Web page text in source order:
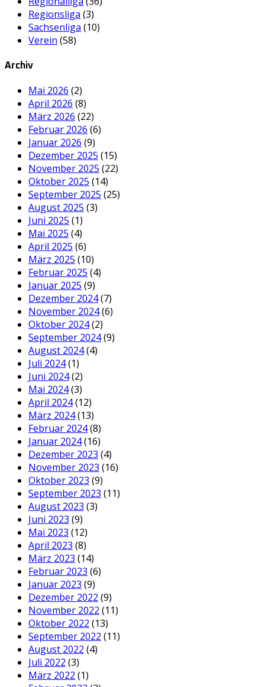
Regionsliga (3)
Sachsenliga (10)
Verein (58)
Archiv
Mai 2026 (2)
April 2026 (8)
März 2026 (22)
Februar 2026 (6)
Januar 2026 (9)
Dezember 2025 (15)
November 2025 (22)
Oktober 2025 (14)
September 2025 (25)
August 2025 (3)
Juni 2025 (1)
Mai 2025 (4)
April 2025 (6)
März 2025 (10)
Februar 2025 (4)
Januar 2025 (9)
Dezember 2024(7)
November 2024(6)
Oktober 2024(2)
September 2024(9)
August 2024(4)
Juli 2024(1)
Juni 2024(2)
Mai 2024(3)
April 2024(12)
März 2024(13)
Februar 2024(8)
Januar 2024(16)
Dezember 2023 (4)
November 2023 (16)
Oktober 2023 (9)
September 2023 (11)
August 2023 (3)
Juni 2023 (9)
Mai 2023 (12)
April 2023 (8)
März 2023 (14)
Februar 2023 (6)
Januar 2023 (9)
Dezember 2022 (9)
November 2022 (11)
Oktober 2022 (13)
September 2022 (11)
August 2022 (4)
Juli 2022 (3)
März 2022 (1)